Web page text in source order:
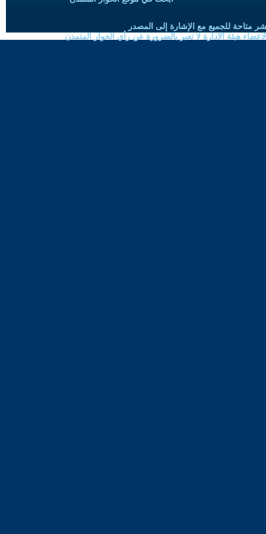
متاحة للجميع مع الإشارة إلى المصدر
هيئة الادارة لا تعبر بالضرورة عن رأي الحوار المتمدن